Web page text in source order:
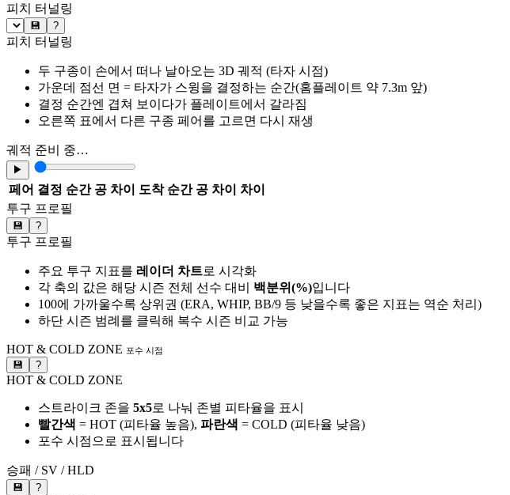
피치 터널링
💾 ?
피치 터널링
두 구종이 손에서 떠나 날아오는 3D 궤적 (타자 시점)
가운데 점선 면 = 타자가 스윙을 결정하는 순간(홈플레이트 약 7.3m 앞)
결정 순간엔 겹쳐 보이다가 플레이트에서 갈라짐
오른쪽 표에서 다른 구종 페어를 고르면 다시 재생
궤적 준비 중…
▶
페어 결정 순간 공 차이 도착 순간 공 차이
차이
투구 프로필
💾 ?
투구 프로필
주요 투구 지표를 레이더 차트로 시각화
각 축의 값은 해당 시즌 전체 선수 대비 백분위(%)입니다
100에 가까울수록 상위권 (ERA, WHIP, BB/9 등 낮을수록 좋은 지표는 역순 처리)
하단 시즌 범례를 클릭해 복수 시즌 비교 가능
HOT & COLD ZONE 포수 시점
💾 ?
HOT & COLD ZONE
스트라이크 존을 5x5로 나눠 존별 피타율을 표시
빨간색 = HOT (피타율 높음), 파란색 = COLD (피타율 낮음)
포수 시점으로 표시됩니다
승패 / SV / HLD
💾 ?